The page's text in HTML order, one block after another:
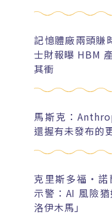
記憶體廠兩頭賺
士財報曝 HBM
其衝
馬斯克：
還握有未發布的
克里斯多福・
示警：AI 風險
洛伊木馬」